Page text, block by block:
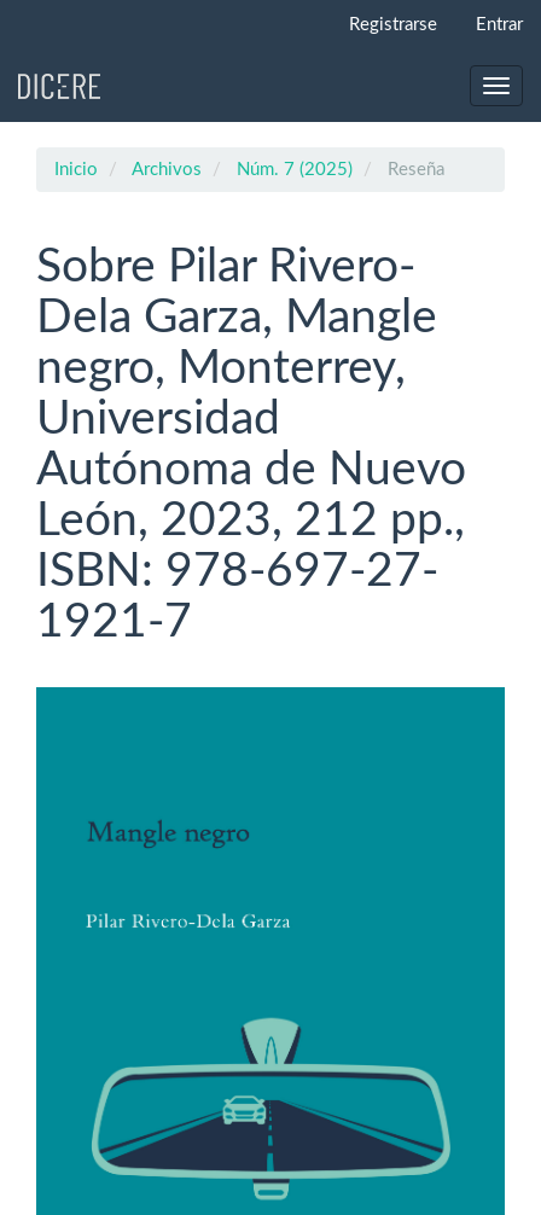
principal
Registrarse Entrar
Inicio Archivos Núm. 7 (2025) Reseña
Sobre Pilar Rivero-
Dela Garza, Mangle
negro, Monterrey,
Universidad
Autónoma de Nuevo
León, 2023, 212 pp.,
ISBN: 978-697-27-
1921-7
artículo